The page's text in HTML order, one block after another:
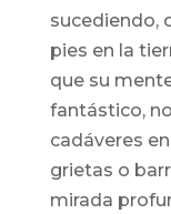
sucediendo,
pies en la
que su
fantástico,
cadáveres
grietas o
mirada